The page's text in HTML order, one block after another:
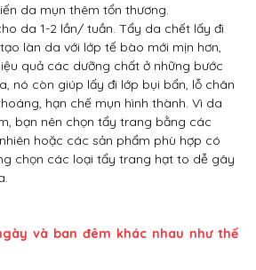
da mụn thêm tổn thương.
da 1-2 lần/ tuần. Tẩy da chết lấy đi
làn da với lớp tế bào mới mịn hơn,
quả các dưỡng chất ở những bước
nó còn giúp lấy đi lớp bụi bẩn, lỗ chân
hạn chế mụn hình thành. Vì da
bạn nên chọn tẩy trang bằng các
hoặc các sản phẩm phù hợp có
chọn các loại tẩy trang hạt to dễ gây
và ban đêm khác nhau như thế